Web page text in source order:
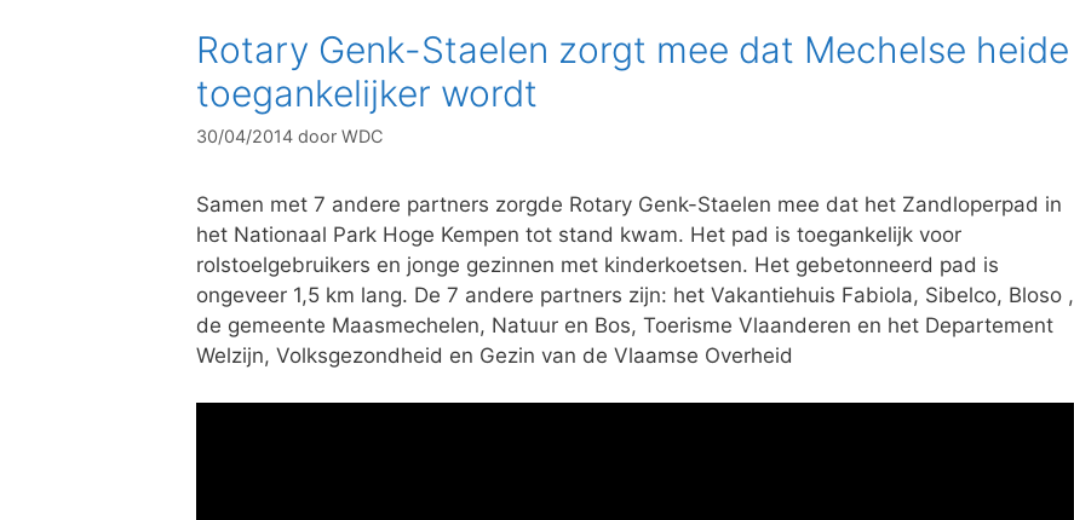
Rotary Genk-Staelen zorgt mee dat Mechelse heide
toegankelijker wordt
30/04/2014 door WDC
Samen met 7 andere partners zorgde Rotary Genk-Staelen mee dat het Zandloperpad in
het Nationaal Park Hoge Kempen tot stand kwam. Het pad is toegankelijk voor
rolstoelgebruikers en jonge gezinnen met kinderkoetsen. Het gebetonneerd pad is
ongeveer 1,5 km lang. De 7 andere partners zijn: het Vakantiehuis Fabiola, Sibelco, Bloso ,
de gemeente Maasmechelen, Natuur en Bos, Toerisme Vlaanderen en het Departement
Welzijn, Volksgezondheid en Gezin van de Vlaamse Overheid